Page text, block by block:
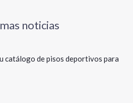
noticias
catálogo de pisos deportivos para